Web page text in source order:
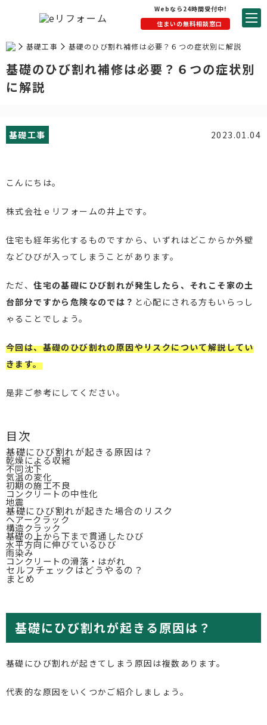
Webなら24時間受付中!
住まいの無料相談窓口
基礎工事 基礎のひび割れ補修は必要？６つの症状別に解説
基礎のひび割れ補修は必要？６つの症状別
に解説
基礎工事 2023.01.04
こんにちは。
株式会社ｅリフォームの井上です。
住宅も経年劣化するものですから、いずれはどこからか外壁
などひびが入ってしまうことがあります。
ただ、住宅の基礎にひび割れが発生したら、それこそ家の土
台部分ですから危険なのでは？ と心配にされる方もいらっし
ゃることでしょう。
今回は、基礎のひび割れの原因やリスクについて解説してい
きます。
是非ご参考にしてください。
目次
基礎にひび割れが起きる原因は？
乾燥による収縮
不同沈下
気温の変化
初期の施工不良
コンクリートの中性化
地震
基礎にひび割れが起きた場合のリスク
ヘアークラック
構造クラック
基礎の上から下まで貫通したひび
水平方向に伸びているひび
雨染み
コンクリートの滑落・はがれ
セルフチェックはどうやるの？
まとめ
基礎にひび割れが起きる原因は？
基礎にひび割れが起きてしまう原因は複数あります。
代表的な原因をいくつかご紹介しましょう。